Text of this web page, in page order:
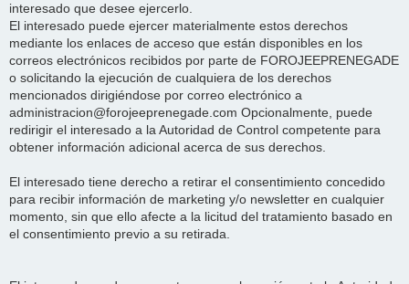
interesado que desee ejercerlo.
El interesado puede ejercer materialmente estos derechos
mediante los enlaces de acceso que están disponibles en los
correos electrónicos recibidos por parte de FOROJEEPRENEGADE
o solicitando la ejecución de cualquiera de los derechos
mencionados dirigiéndose por correo electrónico a
administracion@forojeeprenegade.com Opcionalmente, puede
redirigir el interesado a la Autoridad de Control competente para
obtener información adicional acerca de sus derechos.
El interesado tiene derecho a retirar el consentimiento concedido
para recibir información de marketing y/o newsletter en cualquier
momento, sin que ello afecte a la licitud del tratamiento basado en
el consentimiento previo a su retirada.